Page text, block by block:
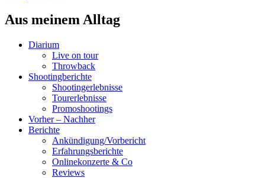
Aus meinem Alltag
Diarium
Live on tour
Throwback
Shootingberichte
Shootingerlebnisse
Tourerlebnisse
Promoshootings
Vorher – Nachher
Berichte
Ankündigung/Vorbericht
Erfahrungsberichte
Onlinekonzerte & Co
Reviews